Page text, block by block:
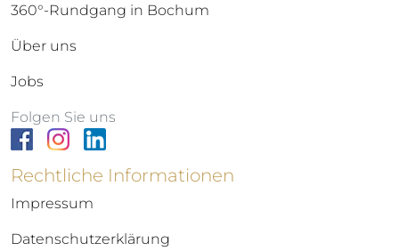
360°-Rundgang in Bochum
Über uns
Jobs
Folgen Sie uns
Rechtliche Informationen
Impressum
Datenschutzerklärung